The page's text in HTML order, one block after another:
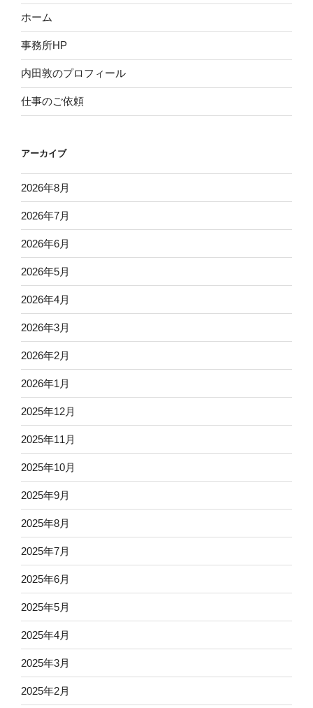
ホーム
事務所HP
内田敦のプロフィール
仕事のご依頼
アーカイブ
2026年8月
2026年7月
2026年6月
2026年5月
2026年4月
2026年3月
2026年2月
2026年1月
2025年12月
2025年11月
2025年10月
2025年9月
2025年8月
2025年7月
2025年6月
2025年5月
2025年4月
2025年3月
2025年2月